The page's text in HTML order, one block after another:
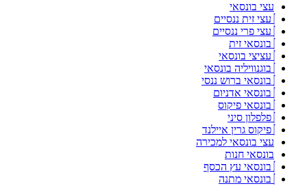
עצי בונסאי
עצי זית ננסיים
עצי פרי ננסיים
בונסאי זית
עציצי בונסאי
בוגנוויליה בונסאי
בונסאי ברוש ננסי
בונסאי אדניום
בונסאי פיקוס
פלפלון סיני
פיקוס גרין איילנד
עצי בונסאי למכירה
בונסאי חנות
בונסאי עץ הכסף
בונסאי מתנה